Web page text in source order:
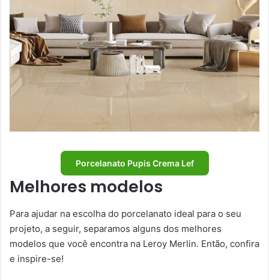
Porcelanato Pupis Crema Lef
Melhores modelos
Para ajudar na escolha do porcelanato ideal para o seu
projeto, a seguir, separamos alguns dos melhores
modelos que você encontra na Leroy Merlin. Então, confira
e inspire-se!